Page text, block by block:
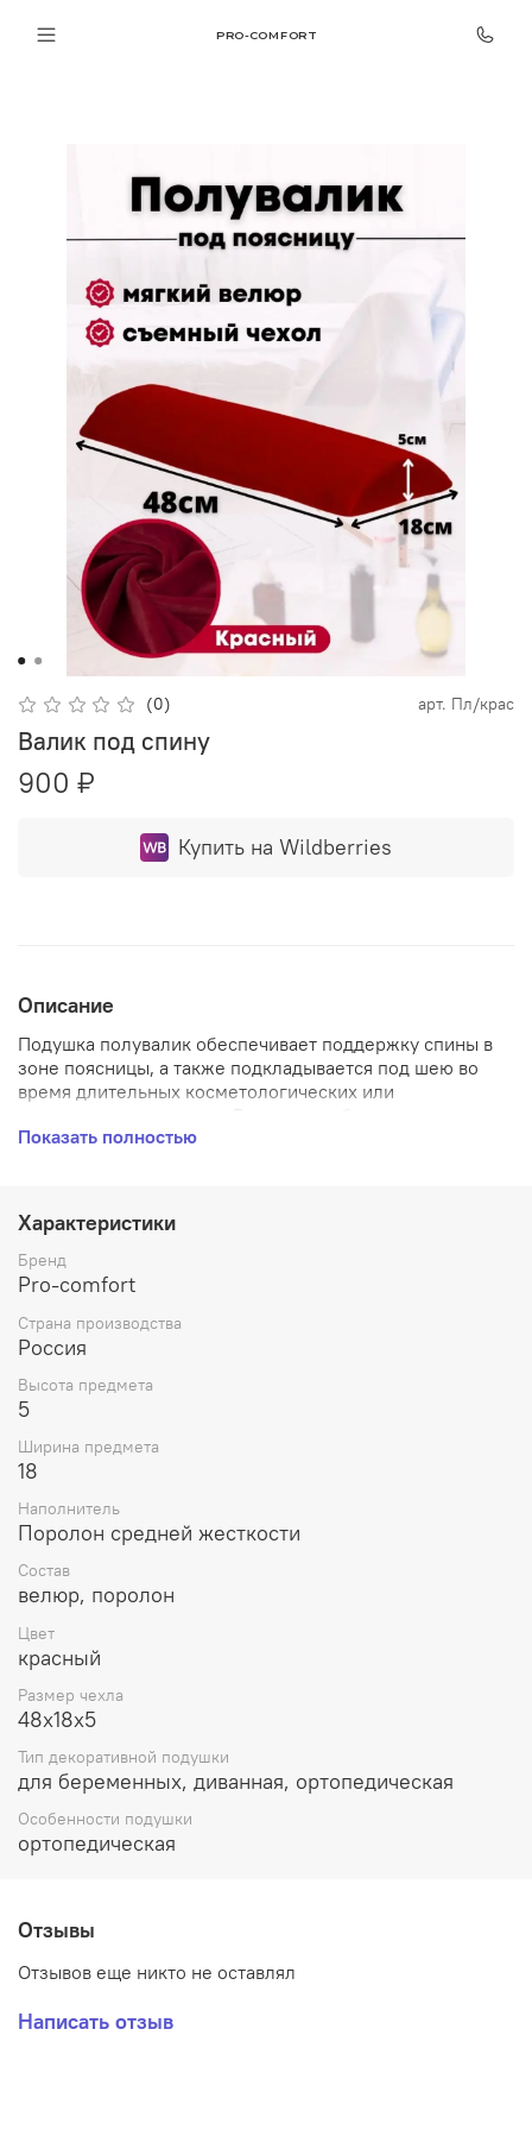
PRO-COMFORT
(0) арт. Пл/крас
Валик под спину
900 ₽
Купить на Wildberries
Описание
Подушка полувалик обеспечивает поддержку спины в
зоне поясницы, а также подкладывается под шею во
время длительных косметологических или
расслаблению и разгрузке позвоночника, благодаря
Показать полностью
Характеристики
Бренд
Pro-comfort
Страна производства
Россия
Высота предмета
5
Ширина предмета
18
Наполнитель
Поролон средней жесткости
Состав
велюр, поролон
Цвет
красный
Размер чехла
48х18х5
Тип декоративной подушки
для беременных, диванная, ортопедическая
Особенности подушки
ортопедическая
Отзывы
Отзывов еще никто не оставлял
Написать отзыв